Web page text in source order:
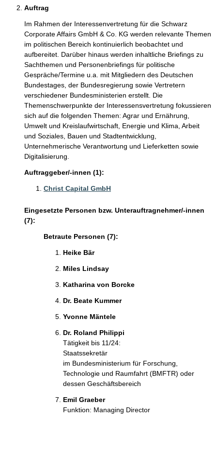
Auftrag
Im Rahmen der Interessenvertretung für die Schwarz
Corporate Affairs GmbH & Co. KG werden relevante Themen
im politischen Bereich kontinuierlich beobachtet und
aufbereitet. Darüber hinaus werden inhaltliche Briefings zu
Sachthemen und Personenbriefings für politische
Gespräche/Termine u.a. mit Mitgliedern des Deutschen
Bundestages, der Bundesregierung sowie Vertretern
verschiedener Bundesministerien erstellt. Die
Themenschwerpunkte der Interessensvertretung fokussieren
sich auf die folgenden Themen: Agrar und Ernährung,
Umwelt und Kreislaufwirtschaft, Energie und Klima, Arbeit
und Soziales, Bauen und Stadtentwicklung,
Unternehmerische Verantwortung und Lieferketten sowie
Digitalisierung.
Auftraggeber/-innen (1):
Christ Capital GmbH
Eingesetzte Personen bzw. Unterauftragnehmer/-innen
(7):
Betraute Personen (7):
Heike Bär
Miles Lindsay
Katharina von Borcke
Dr. Beate Kummer
Yvonne Mäntele
Dr. Roland Philippi
Tätigkeit bis 11/24:
Staatssekretär
im Bundesministerium für Forschung,
Technologie und Raumfahrt (BMFTR) oder
dessen Geschäftsbereich
Emil Graeber
Funktion: Managing Director